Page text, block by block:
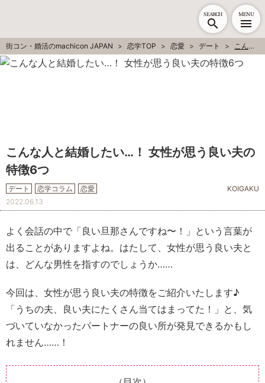
SEARCH MENU
街コン・婚活のmachicon JAPAN 恋学TOP 恋愛 デート こんな人と結婚したい…！ 女性が思う良い夫の特徴6つ
こんな人と結婚したい…！ 女性が思う良い夫の
特徴6つ
デート 恋学コラム 恋愛
KOIGAKU
2022.06.13
よく会話の中で「良い旦那さんですね〜！」という言葉が
出ることがありますよね。はたして、女性が思う良い夫と
は、どんな男性を指すのでしょうか……
今回は、女性が思う良い夫の特徴をご紹介いたします♪
「うちの夫、良い夫にたくさん当てはまってた！」と、気
づいていなかったパートナーの良い所が発見できるかもし
れません……！